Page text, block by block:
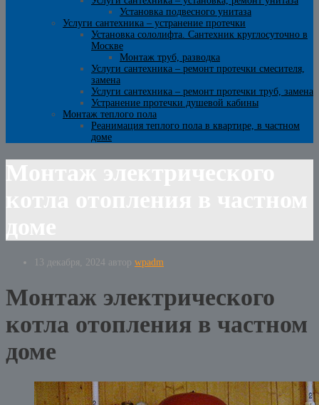
Установка подвесного унитаза
Услуги сантехника – устранение протечки
Установка сололифта. Сантехник круглосуточно в
Москве
Монтаж труб, разводка
Услуги сантехника – ремонт протечки смесителя,
замена
Услуги сантехника – ремонт протечки труб, замена
Устранение протечки душевой кабины
Монтаж теплого пола
Реанимация теплого пола в квартире, в частном
доме
13 декабря, 2024 автор wpadm
Монтаж электрического
котла отопления в частном
доме